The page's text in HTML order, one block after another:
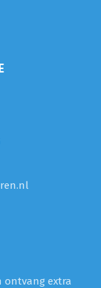
ontvang extra